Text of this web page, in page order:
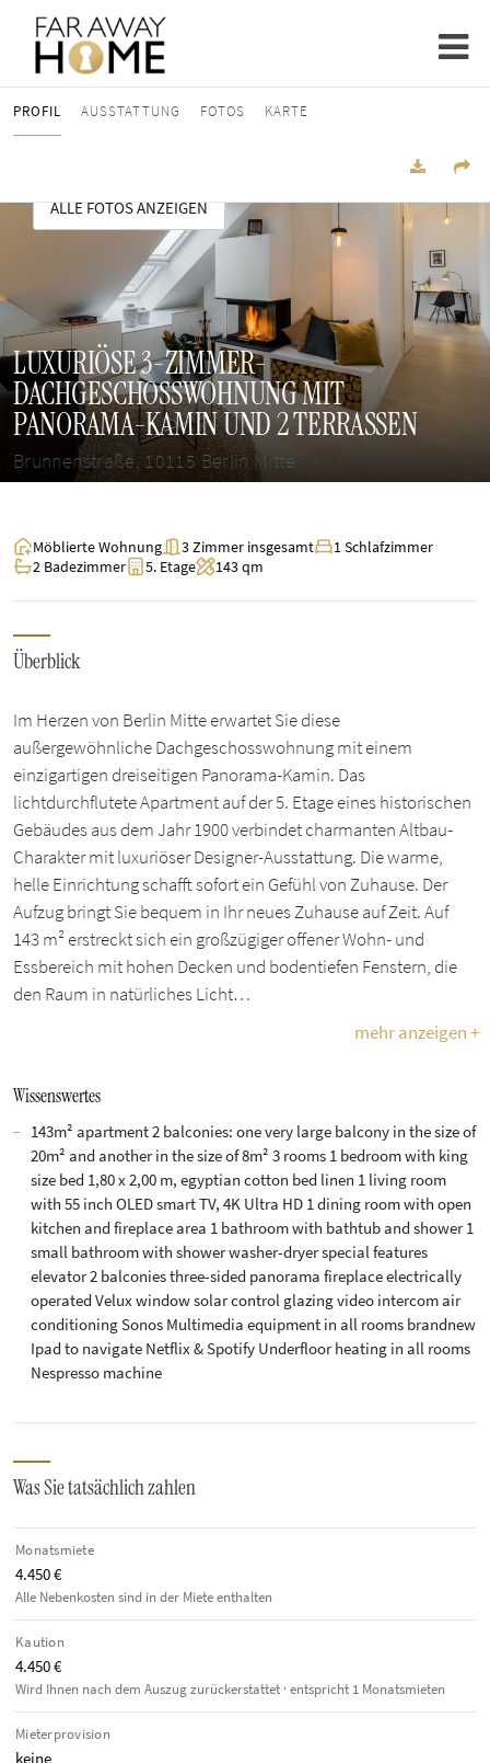
PROFIL AUSSTATTUNG FOTOS KARTE
ALLE FOTOS ANZEIGEN
LUXURIÖSE 3-ZIMMER-
DACHGESCHOSSWOHNUNG MIT
PANORAMA-KAMIN UND 2 TERRASSEN
Brunnenstraße, 10115 Berlin Mitte
Möblierte Wohnung 3 Zimmer insgesamt
1 Schlafzimmer
2 Badezimmer
5. Etage 143 qm
Überblick
Im Herzen von Berlin Mitte erwartet Sie diese
außergewöhnliche Dachgeschosswohnung mit einem
einzigartigen dreiseitigen Panorama-Kamin. Das
lichtdurchflutete Apartment auf der 5. Etage eines historischen
Gebäudes aus dem Jahr 1900 verbindet charmanten Altbau-
Charakter mit luxuriöser Designer-Ausstattung. Die warme,
helle Einrichtung schafft sofort ein Gefühl von Zuhause. Der
Aufzug bringt Sie bequem in Ihr neues Zuhause auf Zeit. Auf
143 m² erstreckt sich ein großzügiger offener Wohn- und
Essbereich mit hohen Decken und bodentiefen Fenstern, die
den Raum in natürliches Licht…
mehr anzeigen +
Wissenswertes
143m² apartment 2 balconies: one very large balcony in the size of
20m² and another in the size of 8m² 3 rooms 1 bedroom with king
size bed 1,80 x 2,00 m, egyptian cotton bed linen 1 living room
with 55 inch OLED smart TV, 4K Ultra HD 1 dining room with open
kitchen and fireplace area 1 bathroom with bathtub and shower 1
small bathroom with shower washer-dryer special features
elevator 2 balconies three-sided panorama fireplace electrically
operated Velux window solar control glazing video intercom air
conditioning Sonos Multimedia equipment in all rooms brandnew
Ipad to navigate Netflix & Spotify Underfloor heating in all rooms
Nespresso machine
Was Sie tatsächlich zahlen
Monatsmiete
4.450 €
Alle Nebenkosten sind in der Miete enthalten
Kaution
4.450 €
Wird Ihnen nach dem Auszug zurückerstattet · entspricht 1 Monatsmieten
Mieterprovision
keine